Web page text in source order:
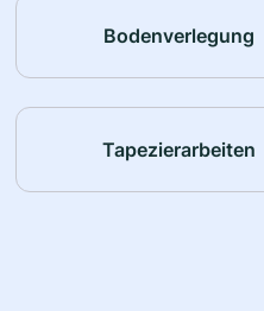
Bodenverlegung
Tapezierarbeiten